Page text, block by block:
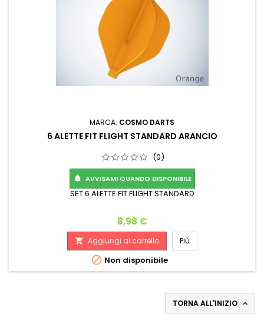
MARCA: COSMO DARTS
6 ALETTE FIT FLIGHT STANDARD ARANCIO
(0)
 AVVISAMI QUANDO DISPONIBILE
SET 6 ALETTE FIT FLIGHT STANDARD
Prezzo
8,98 €
 Aggiungi al carrello Più
 Non disponibile
TORNA ALL'INIZIO 